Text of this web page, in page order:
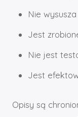
Nie
Jest
Nie jest
Jest
Opisy są